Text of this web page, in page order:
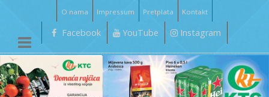
O nama Impressum Pretplata Kontakt
Facebook YouTube Instagram